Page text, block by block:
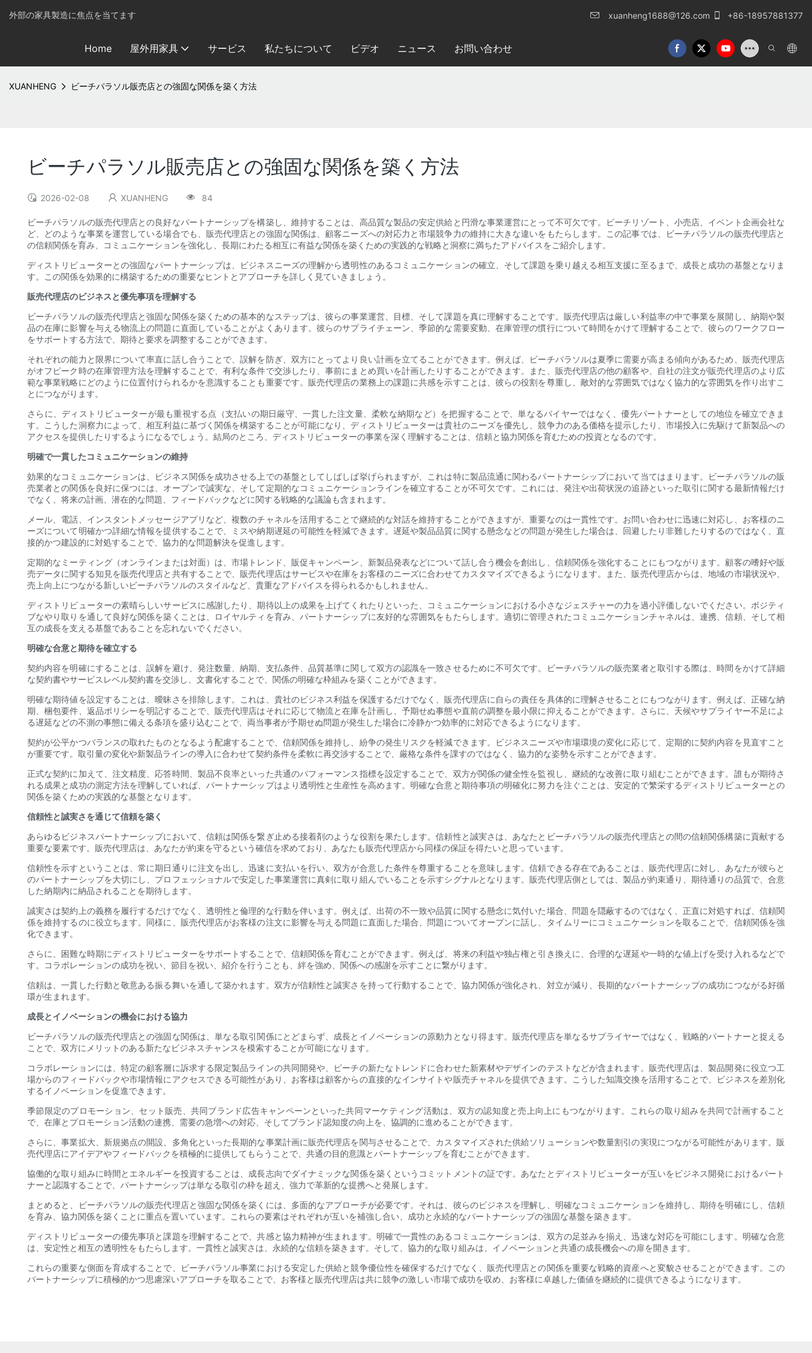
外部の家具製造に焦点を当てます xuanheng1688@126.com +86-18957881377
Home 屋外用家具 サービス 私たちについて ビデオ ニュース お問い合わせ
XUANHENG ビーチパラソル販売店との強固な関係を築く方法
ビーチパラソル販売店との強固な関係を築く方法
2026-02-08 XUANHENG 84
ビーチパラソルの販売代理店との良好なパートナーシップを構築し、維持することは、高品質な製品の安定供給と円滑な事業運営にとって不可欠です。ビーチリゾート、小売店、イベント企画会社な
ど、どのような事業を運営している場合でも、販売代理店との強固な関係は、顧客ニーズへの対応力と市場競争力の維持に大きな違いをもたらします。この記事では、ビーチパラソルの販売代理店と
の信頼関係を育み、コミュニケーションを強化し、長期にわたる相互に有益な関係を築くための実践的な戦略と洞察に満ちたアドバイスをご紹介します。
ディストリビューターとの強固なパートナーシップは、ビジネスニーズの理解から透明性のあるコミュニケーションの確立、そして課題を乗り越える相互支援に至るまで、成長と成功の基盤となりま
す。この関係を効果的に構築するための重要なヒントとアプローチを詳しく見ていきましょう。
販売代理店のビジネスと優先事項を理解する
ビーチパラソルの販売代理店と強固な関係を築くための基本的なステップは、彼らの事業運営、目標、そして課題を真に理解することです。販売代理店は厳しい利益率の中で事業を展開し、納期や製
品の在庫に影響を与える物流上の問題に直面していることがよくあります。彼らのサプライチェーン、季節的な需要変動、在庫管理の慣行について時間をかけて理解することで、彼らのワークフロー
をサポートする方法で、期待と要求を調整することができます。
それぞれの能力と限界について率直に話し合うことで、誤解を防ぎ、双方にとってより良い計画を立てることができます。例えば、ビーチパラソルは夏季に需要が高まる傾向があるため、販売代理店
がオフピーク時の在庫管理方法を理解することで、有利な条件で交渉したり、事前にまとめ買いを計画したりすることができます。また、販売代理店の他の顧客や、自社の注文が販売代理店のより広
範な事業戦略にどのように位置付けられるかを意識することも重要です。販売代理店の業務上の課題に共感を示すことは、彼らの役割を尊重し、敵対的な雰囲気ではなく協力的な雰囲気を作り出すこ
とにつながります。
さらに、ディストリビューターが最も重視する点（支払いの期日厳守、一貫した注文量、柔軟な納期など）を把握することで、単なるバイヤーではなく、優先パートナーとしての地位を確立できま
す。こうした洞察力によって、相互利益に基づく関係を構築することが可能になり、ディストリビューターは貴社のニーズを優先し、競争力のある価格を提示したり、市場投入に先駆けて新製品への
アクセスを提供したりするようになるでしょう。結局のところ、ディストリビューターの事業を深く理解することは、信頼と協力関係を育むための投資となるのです。
明確で一貫したコミュニケーションの維持
効果的なコミュニケーションは、ビジネス関係を成功させる上での基盤としてしばしば挙げられますが、これは特に製品流通に関わるパートナーシップにおいて当てはまります。ビーチパラソルの販
売業者との関係を良好に保つには、オープンで誠実な、そして定期的なコミュニケーションラインを確立することが不可欠です。これには、発注や出荷状況の追跡といった取引に関する最新情報だけ
でなく、将来の計画、潜在的な問題、フィードバックなどに関する戦略的な議論も含まれます。
メール、電話、インスタントメッセージアプリなど、複数のチャネルを活用することで継続的な対話を維持することができますが、重要なのは一貫性です。お問い合わせに迅速に対応し、お客様のニ
ーズについて明確かつ詳細な情報を提供することで、ミスや納期遅延の可能性を軽減できます。遅延や製品品質に関する懸念などの問題が発生した場合は、回避したり非難したりするのではなく、直
接的かつ建設的に対処することで、協力的な問題解決を促進します。
定期的なミーティング（オンラインまたは対面）は、市場トレンド、販促キャンペーン、新製品発表などについて話し合う機会を創出し、信頼関係を強化することにもつながります。顧客の嗜好や販
売データに関する知見を販売代理店と共有することで、販売代理店はサービスや在庫をお客様のニーズに合わせてカスタマイズできるようになります。また、販売代理店からは、地域の市場状況や、
売上向上につながる新しいビーチパラソルのスタイルなど、貴重なアドバイスを得られるかもしれません。
ディストリビューターの素晴らしいサービスに感謝したり、期待以上の成果を上げてくれたりといった、コミュニケーションにおける小さなジェスチャーの力を過小評価しないでください。ポジティ
ブなやり取りを通して良好な関係を築くことは、ロイヤルティを育み、パートナーシップに友好的な雰囲気をもたらします。適切に管理されたコミュニケーションチャネルは、連携、信頼、そして相
互の成長を支える基盤であることを忘れないでください。
明確な合意と期待を確立する
契約内容を明確にすることは、誤解を避け、発注数量、納期、支払条件、品質基準に関して双方の認識を一致させるために不可欠です。ビーチパラソルの販売業者と取引する際は、時間をかけて詳細
な契約書やサービスレベル契約書を交渉し、文書化することで、関係の明確な枠組みを築くことができます。
明確な期待値を設定することは、曖昧さを排除します。これは、貴社のビジネス利益を保護するだけでなく、販売代理店に自らの責任を具体的に理解させることにもつながります。例えば、正確な納
期、梱包要件、返品ポリシーを明記することで、販売代理店はそれに応じて物流と在庫を計画し、予期せぬ事態や直前の調整を最小限に抑えることができます。さらに、天候やサプライヤー不足によ
る遅延などの不測の事態に備える条項を盛り込むことで、両当事者が予期せぬ問題が発生した場合に冷静かつ効率的に対応できるようになります。
契約が公平かつバランスの取れたものとなるよう配慮することで、信頼関係を維持し、紛争の発生リスクを軽減できます。ビジネスニーズや市場環境の変化に応じて、定期的に契約内容を見直すこと
が重要です。取引量の変化や新製品ラインの導入に合わせて契約条件を柔軟に再交渉することで、厳格な条件を課すのではなく、協力的な姿勢を示すことができます。
正式な契約に加えて、注文精度、応答時間、製品不良率といった共通のパフォーマンス指標を設定することで、双方が関係の健全性を監視し、継続的な改善に取り組むことができます。誰もが期待さ
れる成果と成功の測定方法を理解していれば、パートナーシップはより透明性と生産性を高めます。明確な合意と期待事項の明確化に努力を注ぐことは、安定的で繁栄するディストリビューターとの
関係を築くための実践的な基盤となります。
信頼性と誠実さを通じて信頼を築く
あらゆるビジネスパートナーシップにおいて、信頼は関係を繋ぎ止める接着剤のような役割を果たします。信頼性と誠実さは、あなたとビーチパラソルの販売代理店との間の信頼関係構築に貢献する
重要な要素です。販売代理店は、あなたが約束を守るという確信を求めており、あなたも販売代理店から同様の保証を得たいと思っています。
信頼性を示すということは、常に期日通りに注文を出し、迅速に支払いを行い、双方が合意した条件を尊重することを意味します。信頼できる存在であることは、販売代理店に対し、あなたが彼らと
のパートナーシップを大切にし、プロフェッショナルで安定した事業運営に真剣に取り組んでいることを示すシグナルとなります。販売代理店側としては、製品が約束通り、期待通りの品質で、合意
した納期内に納品されることを期待します。
誠実さは契約上の義務を履行するだけでなく、透明性と倫理的な行動を伴います。例えば、出荷の不一致や品質に関する懸念に気付いた場合、問題を隠蔽するのではなく、正直に対処すれば、信頼関
係を維持するのに役立ちます。同様に、販売代理店がお客様の注文に影響を与える問題に直面した場合、問題についてオープンに話し、タイムリーにコミュニケーションを取ることで、信頼関係を強
化できます。
さらに、困難な時期にディストリビューターをサポートすることで、信頼関係を育むことができます。例えば、将来の利益や独占権と引き換えに、合理的な遅延や一時的な値上げを受け入れるなどで
す。コラボレーションの成功を祝い、節目を祝い、紹介を行うことも、絆を強め、関係への感謝を示すことに繋がります。
信頼は、一貫した行動と敬意ある振る舞いを通して築かれます。双方が信頼性と誠実さを持って行動することで、協力関係が強化され、対立が減り、長期的なパートナーシップの成功につながる好循
環が生まれます。
成長とイノベーションの機会における協力
ビーチパラソルの販売代理店との強固な関係は、単なる取引関係にとどまらず、成長とイノベーションの原動力となり得ます。販売代理店を単なるサプライヤーではなく、戦略的パートナーと捉える
ことで、双方にメリットのある新たなビジネスチャンスを模索することが可能になります。
コラボレーションには、特定の顧客層に訴求する限定製品ラインの共同開発や、ビーチの新たなトレンドに合わせた新素材やデザインのテストなどが含まれます。販売代理店は、製品開発に役立つ工
場からのフィードバックや市場情報にアクセスできる可能性があり、お客様は顧客からの直接的なインサイトや販売チャネルを提供できます。こうした知識交換を活用することで、ビジネスを差別化
するイノベーションを促進できます。
季節限定のプロモーション、セット販売、共同ブランド広告キャンペーンといった共同マーケティング活動は、双方の認知度と売上向上にもつながります。これらの取り組みを共同で計画すること
で、在庫とプロモーション活動の連携、需要の急増への対応、そしてブランド認知度の向上を、協調的に進めることができます。
さらに、事業拡大、新規拠点の開設、多角化といった長期的な事業計画に販売代理店を関与させることで、カスタマイズされた供給ソリューションや数量割引の実現につながる可能性があります。販
売代理店にアイデアやフィードバックを積極的に提供してもらうことで、共通の目的意識とパートナーシップを育むことができます。
協働的な取り組みに時間とエネルギーを投資することは、成長志向でダイナミックな関係を築くというコミットメントの証です。あなたとディストリビューターが互いをビジネス開発におけるパート
ナーと認識することで、パートナーシップは単なる取引の枠を超え、強力で革新的な提携へと発展します。
まとめると、ビーチパラソルの販売代理店と強固な関係を築くには、多面的なアプローチが必要です。それは、彼らのビジネスを理解し、明確なコミュニケーションを維持し、期待を明確にし、信頼
を育み、協力関係を築くことに重点を置いています。これらの要素はそれぞれが互いを補強し合い、成功と永続的なパートナーシップの強固な基盤を築きます。
ディストリビューターの優先事項と課題を理解することで、共感と協力精神が生まれます。明確で一貫性のあるコミュニケーションは、双方の足並みを揃え、迅速な対応を可能にします。明確な合意
は、安定性と相互の透明性をもたらします。一貫性と誠実さは、永続的な信頼を築きます。そして、協力的な取り組みは、イノベーションと共通の成長機会への扉を開きます。
これらの重要な側面を育成することで、ビーチパラソル事業における安定した供給と競争優位性を確保するだけでなく、販売代理店との関係を重要な戦略的資産へと変貌させることができます。この
パートナーシップに積極的かつ思慮深いアプローチを取ることで、お客様と販売代理店は共に競争の激しい市場で成功を収め、お客様に卓越した価値を継続的に提供できるようになります。